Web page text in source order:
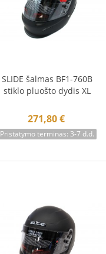
Į krepšelį
SLIDE šalmas BF1-760B
stiklo pluošto dydis XL
271,80 €
Pristatymo terminas: 3-7 d.d.